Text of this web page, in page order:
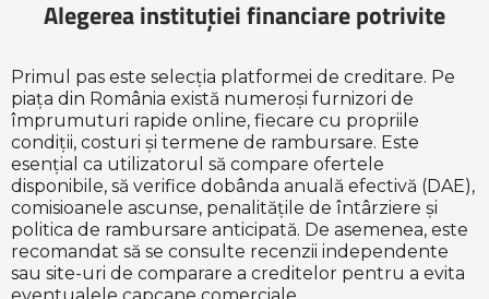
Alegerea instituției financiare potrivite
Primul pas este selecția platformei de creditare. Pe
piața din România există numeroși furnizori de
împrumuturi rapide online, fiecare cu propriile
condiții, costuri și termene de rambursare. Este
esențial ca utilizatorul să compare ofertele
disponibile, să verifice dobânda anuală efectivă (DAE),
comisioanele ascunse, penalitățile de întârziere și
politica de rambursare anticipată. De asemenea, este
recomandat să se consulte recenzii independente
sau site-uri de comparare a creditelor pentru a evita